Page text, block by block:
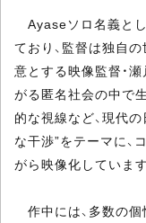
Ayaseソロ名義と
ており、監督は独自
意とする映像監督・
がる匿名社会の中で
的な視線など、現代
な干渉”をテーマに、
がら映像化しています
作中には、多数の